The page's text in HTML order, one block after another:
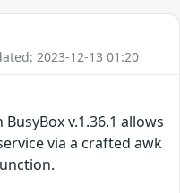
2023-12-13 01:20
v.1.36.1 allows
via a crafted awk